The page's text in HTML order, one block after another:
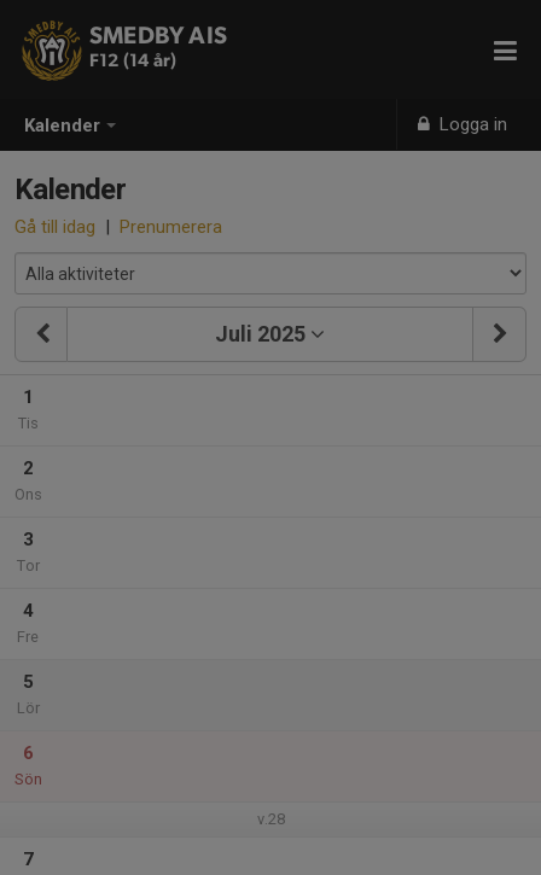
Kalender Logga in
SMEDBY AIS
F12 (14 år)
Kalender
Gå till idag | Prenumerera
Juli 2025
1
Tis
2
Ons
3
Tor
4
Fre
5
Lör
6
Sön
v.28
7